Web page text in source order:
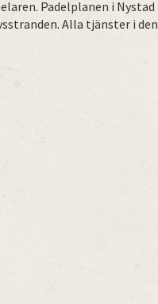
Padelplanen i Nystad
Alla tjänster i den